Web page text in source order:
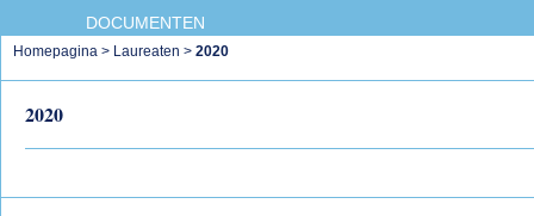
DOCUMENTEN
Homepagina > Laureaten > 2020
2020